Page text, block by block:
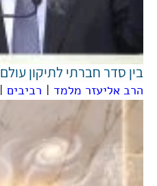
בין סדר חברתי לתיקון עולם
הרב אליעזר מלמד | רביבים |